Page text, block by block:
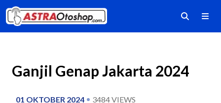
Ganjil Genap Jakarta 2024
01 OKTOBER 2024 3484VIEWS